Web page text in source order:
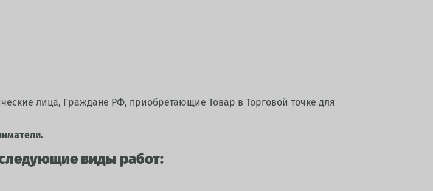
лица, Граждане РФ, приобретающие Товар в Торговой точке для
виды работ: